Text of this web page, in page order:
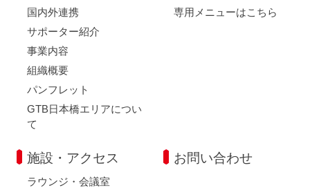
国内外連携
サポーター紹介
事業内容
組織概要
パンフレット
GTB日本橋エリアについ
て
専用メニューはこちら
施設・アクセス
ラウンジ・会議室
お問い合わせ